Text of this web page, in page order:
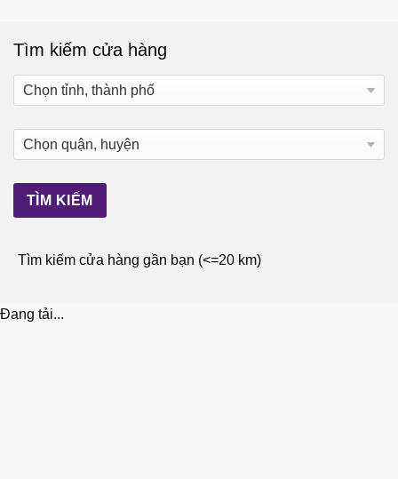
Tìm kiếm cửa hàng
Tìm kiếm cửa hàng gần bạn (<=20 km)
Đang tải...